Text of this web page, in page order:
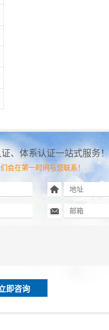
、体系认证一站式服务！
会在第一时间与您联系！
即咨询